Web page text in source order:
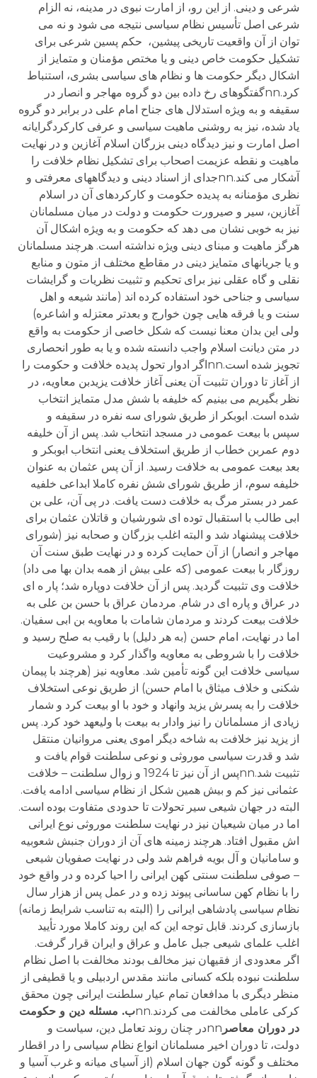
شرعی و دینی. از این رو، از امارت نبوی در مدینه، نه الزام
شرعی اصل تأسیس نظام سیاسی نتیجه می شود و نه می
توان از آن واقعیت تاریخی پیشین، حکم پسین شرعی برای
تشکیل حکومت خاص دینی و یا مختص مؤمنان و متمایز از
اشکال دیگر حکومت ها و نظام های سیاسی بشری، استنباط
کرد.nnگفتگوهای رخ داده بین دو گروه مهاجر و انصار در
سقیفه و به ویژه استدلال های جناح امام علی در برابر دو گروه
یاد شده، نیز به روشنی ماهیت سیاسی و عرفی کارکردگرایانه
اصل امارت و نیز دیدگاه دینی بزرگان اسلام آغازین و در نهایت
ماهیت و نقطه عزیمت اصحاب برای تشکیل نظام خلافت را
آشکار می کند.nnجدای از اسناد دینی و دیدگاههای معرفتی و
نظری مؤمنانه به پدیده حکومت و کارکردهای آن در اسلام
آغازین، سیر و صیرورت حکومت و دولت در میان مسلمانان
نیز به خوبی نشان می دهد که حکومت و به ویژه اشکال آن
هرگز ماهیت و مبنای دینی ویژه نداشته است. هرچند مسلمانان
و یا جریانهای متمایز دینی در مقاطع مختلف از متون و منابع
نقلی و گاه عقلی نیز برای تحکیم و تثبیت نظریات و گرایشات
سیاسی و جناحی خود استفاده کرده اند (مانند شیعه و اهل
سنت و یا فرقه هایی چون خوارج و بعدتر معتزله و اشاعره)
ولی این بدان معنا نیست که شکل خاصی از حکومت به واقع
در متن دیانت اسلام واجب دانسته شده و یا به طور انحصاری
تجویز شده است.nnاگر ادوار تحول پدیده خلافت و حکومت را
از آغاز تا دوران تثبیت آن یعنی آغاز خلافت یزیدبن معاویه، در
نظر بگیریم می بینیم که خلیفه با شش مدل متمایز انتخاب
شده است. ابوبکر از طریق شورای سه نفره در سقیفه و
سپس با بیعت عمومی در مسجد انتخاب شد. پس از آن خلیفه
دوم عمربن خطاب از طریق استخلاف یعنی انتخاب ابوبکر و
بعد بیعت عمومی به خلافت رسید. از آن پس عثمان به عنوان
خلیفه سوم، از طریق شورای شش نفره کاملا ابداعی خلفیه
عمر در بستر مرگ به خلافت دست یافت. در پی آن، علی بن
ابی طالب با استقبال توده ای شورشیان و قاتلان عثمان برای
خلافت پیشنهاد شد و البته اغلب بزرگان و صحابه نیز (شورای
مهاجر و انصار) از آن حمایت کرده و در نهایت طبق سنت آن
روزگار با بیعت عمومی (که علی بیش از همه بدان بها می داد)
خلافت وی تثبیت گردید. پس از آن خلافت دوپاره شد؛ پار ه ای
در عراق و پاره ای در شام. مردمان عراق با حسن بن علی به
خلافت بیعت کردند و مردمان شامات با معاویه بن ابی سفیان.
اما در نهایت، امام حسن (به هر دلیل) با رقیب به صلح رسید و
خلافت را با شروطی به معاویه واگذار کرد و مشروعیت
سیاسی خلافت این گونه تأمین شد. معاویه نیز (هرچند با پیمان
شکنی و خلاف میثاق با امام حسن) از طریق نوعی استخلاف
خلافت را به پسرش یزید وانهاد و خود با او بیعت کرد و شمار
زیادی از مسلمانان را نیز وادار به بیعت با ولیعهد خود کرد. پس
از یزید نیز خلافت به شاخه دیگر اموی یعنی مروانیان منتقل
شد و قدرت سیاسی موروثی و نوعی سلطنت قوام یافت و
تثبیت شد.nnپس از آن نیز تا 1924 و زوال سلطنت – خلافت
عثمانی نیز کم و بیش همین شکل از نظام سیاسی ادامه یافت.
البته در جهان شیعی سیر تحولات تا حدودی متفاوت بوده است.
اما در میان شیعیان نیز در نهایت سلطنت موروثی نوع ایرانی
اش مقبول افتاد. هرچند زمینه های آن از دوران جنبش شعوبیه
و سامانیان و آل بویه فراهم شد ولی در نهایت صفویان شیعی
– صوفی سلطنت سنتی کهن ایرانی را احیا کرده و در واقع خود
را با نظام کهن ساسانی پیوند زده و در عمل پس از هزار سال
نظام سیاسی پادشاهی ایرانی را (البته به تناسب شرایط زمانه)
بازسازی کردند. قابل توجه این که این روند کاملا مورد تأیید
اغلب علمای شیعی جبل عامل و عراق و ایران قرار گرفت.
اگر معدودی از فقیهان نیز مخالف بودند مخالفت با اصل نظام
سلطنت نبوده بلکه کسانی مانند مقدس اردبیلی و یا قطیفی از
منظر دیگری با مدافعان تمام عیار سلطنت ایرانی چون محقق
کرکی عاملی مخالفت می کردند.nn
ب. مسئله دین و حکومت
در دوران معاصر
nnدر چنان روند تعامل دین، سیاست و
دولت، تا دوران اخیر مسلمانان انواع نظام سیاسی را در اقطار
مختلف و گونه گون جهان اسلام (از آسیای میانه و غرب آسیا و